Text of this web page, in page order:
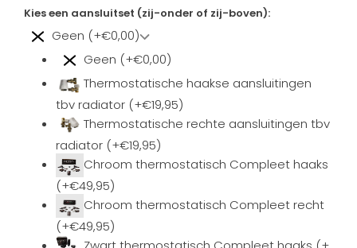
Kies een aansluitset (zij-onder of zij-boven):
Geen (+€0,00)
Geen (+€0,00)
Thermostatische haakse aansluitingen
tbv radiator (+€19,95)
Thermostatische rechte aansluitingen tbv
radiator (+€19,95)
Chroom thermostatisch Compleet haaks
(+€49,95)
Chroom thermostatisch Compleet recht
(+€49,95)